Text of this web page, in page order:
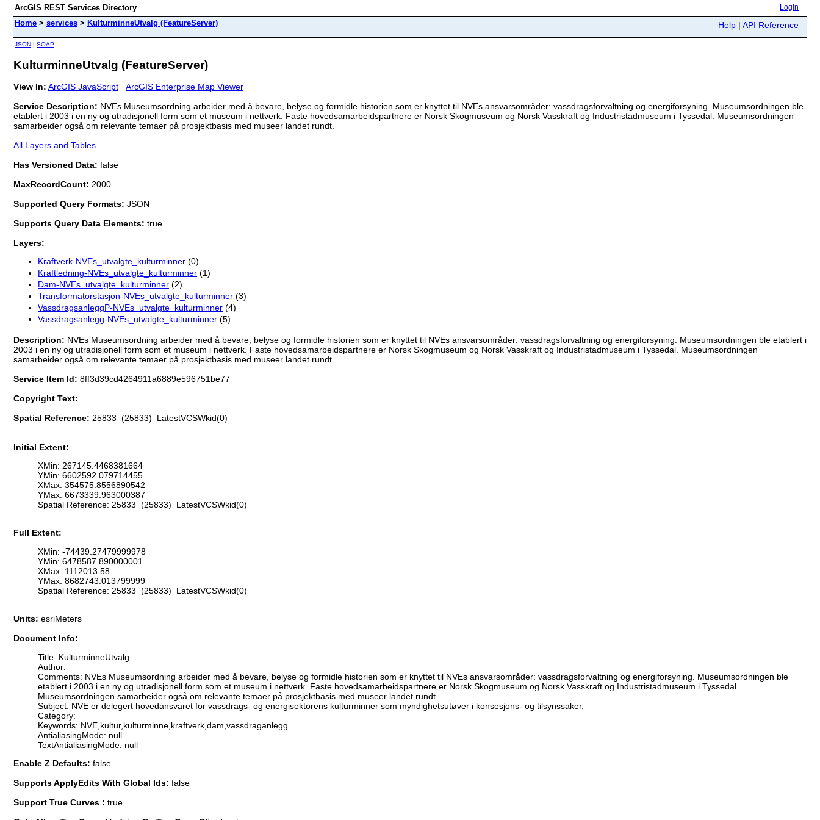
ArcGIS REST Services Directory Login
Home > services > KulturminneUtvalg (FeatureServer) Help | API Reference
JSON | SOAP
KulturminneUtvalg (FeatureServer)
View In: ArcGIS JavaScript
ArcGIS Enterprise Map Viewer
Service Description: NVEs Museumsordning arbeider med å bevare, belyse og formidle historien som er knyttet til NVEs ansvarsområder: vassdragsforvaltning og energiforsyning. Museumsordningen ble
etablert i 2003 i en ny og utradisjonell form som et museum i nettverk. Faste hovedsamarbeidspartnere er Norsk Skogmuseum og Norsk Vasskraft og Industristadmuseum i Tyssedal. Museumsordningen
samarbeider også om relevante temaer på prosjektbasis med museer landet rundt.
All Layers and Tables
Has Versioned Data: false
MaxRecordCount: 2000
Supported Query Formats: JSON
Supports Query Data Elements: true
Layers:
Kraftverk-NVEs_utvalgte_kulturminner (0)
Kraftledning-NVEs_utvalgte_kulturminner (1)
Dam-NVEs_utvalgte_kulturminner (2)
Transformatorstasjon-NVEs_utvalgte_kulturminner (3)
VassdragsanleggP-NVEs_utvalgte_kulturminner (4)
Vassdragsanlegg-NVEs_utvalgte_kulturminner (5)
Description: NVEs Museumsordning arbeider med å bevare, belyse og formidle historien som er knyttet til NVEs ansvarsområder: vassdragsforvaltning og energiforsyning. Museumsordningen ble etablert i
2003 i en ny og utradisjonell form som et museum i nettverk. Faste hovedsamarbeidspartnere er Norsk Skogmuseum og Norsk Vasskraft og Industristadmuseum i Tyssedal. Museumsordningen
samarbeider også om relevante temaer på prosjektbasis med museer landet rundt.
Service Item Id: 8ff3d39cd4264911a6889e596751be77
Copyright Text:
Spatial Reference: 25833 (25833) LatestVCSWkid(0)
Initial Extent:
XMin: 267145.4468381664
YMin: 6602592.079714455
XMax: 354575.8556890542
YMax: 6673339.963000387
Spatial Reference: 25833 (25833) LatestVCSWkid(0)
Full Extent:
XMin: -74439.27479999978
YMin: 6478587.890000001
XMax: 1112013.58
YMax: 8682743.013799999
Spatial Reference: 25833 (25833) LatestVCSWkid(0)
Units: esriMeters
Document Info:
Title: KulturminneUtvalg
Author:
Comments: NVEs Museumsordning arbeider med å bevare, belyse og formidle historien som er knyttet til NVEs ansvarsområder: vassdragsforvaltning og energiforsyning. Museumsordningen ble
etablert i 2003 i en ny og utradisjonell form som et museum i nettverk. Faste hovedsamarbeidspartnere er Norsk Skogmuseum og Norsk Vasskraft og Industristadmuseum i Tyssedal.
Museumsordningen samarbeider også om relevante temaer på prosjektbasis med museer landet rundt.
Subject: NVE er delegert hovedansvaret for vassdrags- og energisektorens kulturminner som myndighetsutøver i konsesjons- og tilsynssaker.
Category:
Keywords: NVE,kultur,kulturminne,kraftverk,dam,vassdraganlegg
AntialiasingMode: null
TextAntialiasingMode: null
Enable Z Defaults: false
Supports ApplyEdits With Global Ids: false
Support True Curves : true